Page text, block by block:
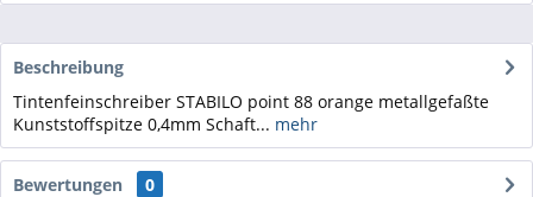
Beschreibung
Tintenfeinschreiber STABILO point 88 orange metallgefaßte
Kunststoffspitze 0,4mm Schaft... mehr
Bewertungen
0